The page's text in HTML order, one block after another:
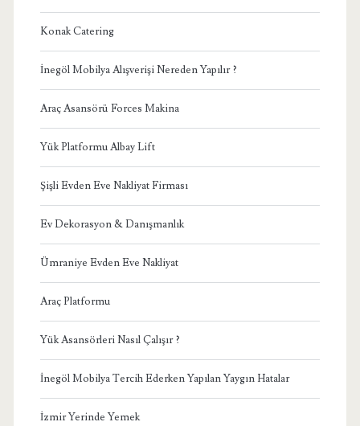
Konak Catering
İnegöl Mobilya Alışverişi Nereden Yapılır ?
Araç Asansörü Forces Makina
Yük Platformu Albay Lift
Şişli Evden Eve Nakliyat Firması
Ev Dekorasyon & Danışmanlık
Ümraniye Evden Eve Nakliyat
Araç Platformu
Yük Asansörleri Nasıl Çalışır ?
İnegöl Mobilya Tercih Ederken Yapılan Yaygın Hatalar
İzmir Yerinde Yemek